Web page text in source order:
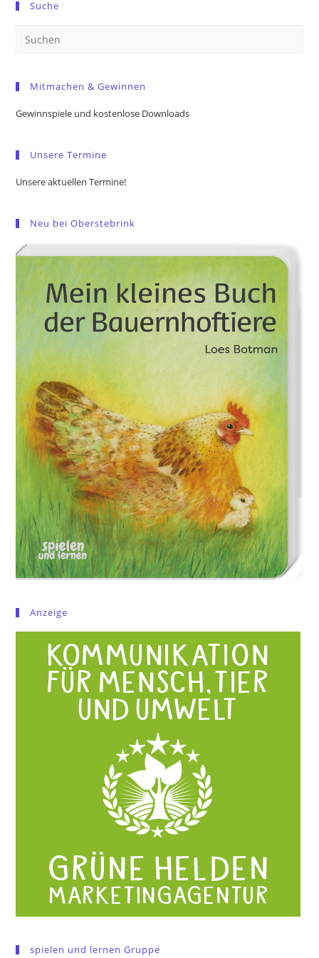
Suche
Mitmachen & Gewinnen
Gewinnspiele und kostenlose Downloads
Unsere Termine
Unsere aktuellen Termine!
Neu bei Oberstebrink
Anzeige
spielen und lernen Gruppe